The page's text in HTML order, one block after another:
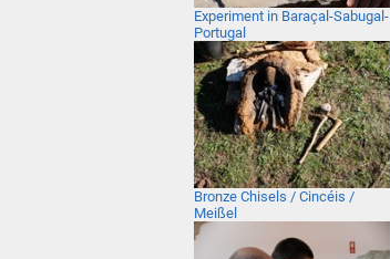
Experiment in Baraçal-Sabugal-
Portugal
Bronze Chisels / Cincéis /
Meißel